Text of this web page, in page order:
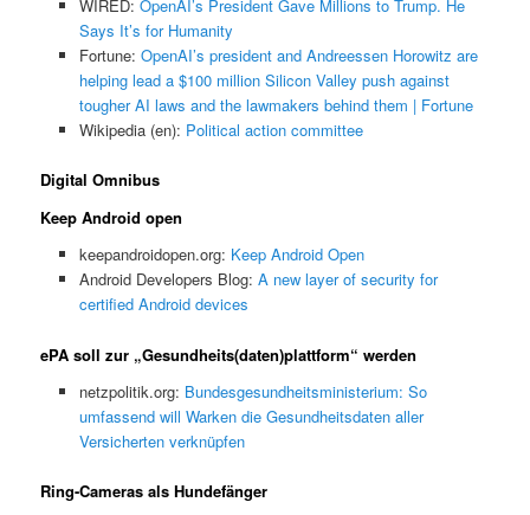
WIRED: OpenAI’s President Gave Millions to Trump. He
Says It’s for Humanity
Fortune: OpenAI’s president and Andreessen Horowitz are
helping lead a $100 million Silicon Valley push against
tougher AI laws and the lawmakers behind them | Fortune
Wikipedia (en): Political action committee
Digital Omnibus
Keep Android open
keepandroidopen.org: Keep Android Open
Android Developers Blog: A new layer of security for
certified Android devices
ePA soll zur „Gesundheits(daten)plattform“ werden
netzpolitik.org: Bundesgesundheitsministerium: So
umfassend will Warken die Gesundheitsdaten aller
Versicherten verknüpfen
Ring-Cameras als Hundefänger